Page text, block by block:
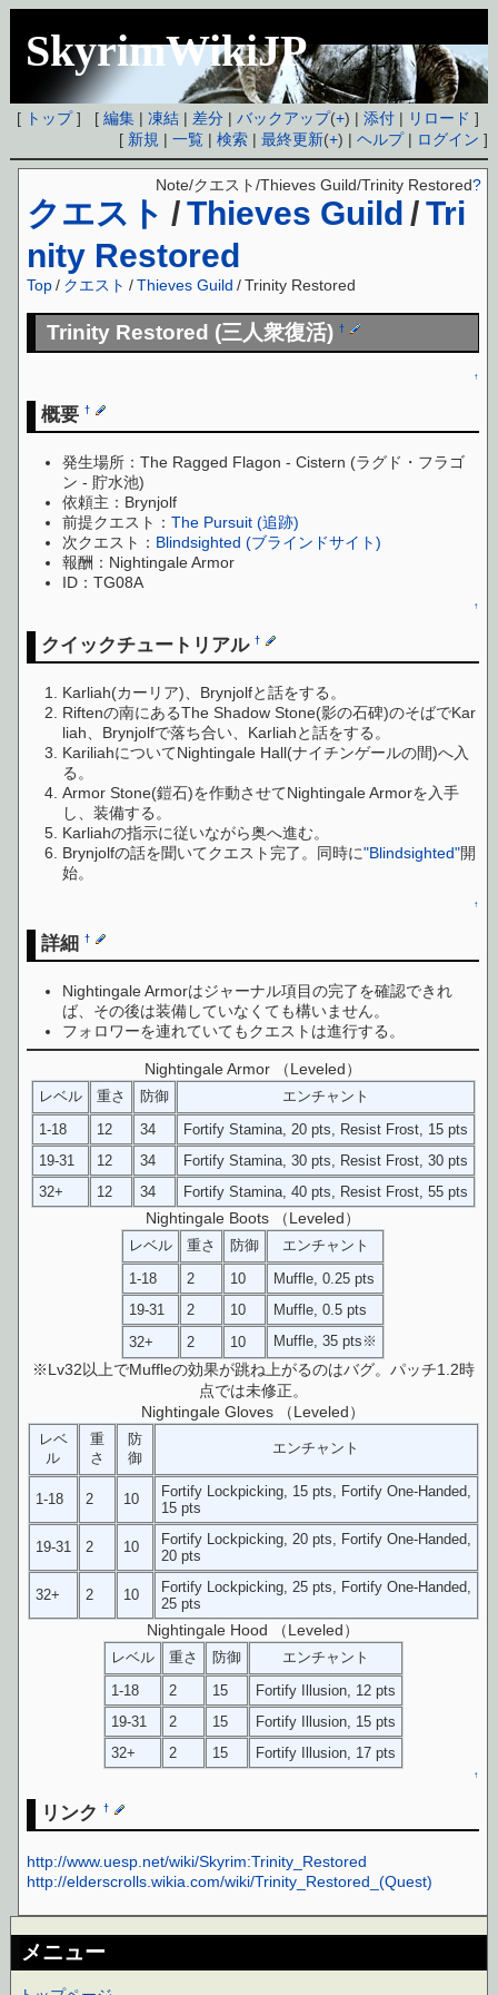
SkyrimWikiJP
[ トップ] [編集 |凍結 | 差分 |バックアップ(+) |添付 | リロード ]
[ 新規 |一覧 |検索 |最終更新(+) |ヘルプ| ログイン ]
クエスト /Thieves Guild /Tri
nity Restored
Note/クエスト/Thieves Guild/Trinity Restored?
Top / クエスト /Thieves Guild / Trinity Restored
Trinity Restored (三人衆復活)†
↑
概要†
発生場所：The Ragged Flagon - Cistern (ラグド・フラゴ
ン - 貯水池)
依頼主：Brynjolf
前提クエスト：The Pursuit (追跡)
次クエスト： Blindsighted (ブラインドサイト)
報酬：Nightingale Armor
ID：TG08A
↑
クイックチュートリアル†
Karliah(カーリア)、Brynjolfと話をする。
Riftenの南にあるThe Shadow Stone(影の石碑)のそばでKar
liah、Brynjolfで落ち合い、Karliahと話をする。
KariliahについてNightingale Hall(ナイチンゲールの間)へ入
る。
Armor Stone(鎧石)を作動させてNightingale Armorを入手
し、装備する。
Karliahの指示に従いながら奥へ進む。
Brynjolfの話を聞いてクエスト完了。同時に"Blindsighted"開
始。
↑
詳細†
Nightingale Armorはジャーナル項目の完了を確認できれ
ば、その後は装備していなくても構いません。
フォロワーを連れていてもクエストは進行する。
Nightingale Armor （Leveled）
レベル 重さ 防御
エンチャント
1-18
12 34
Fortify Stamina, 20 pts, Resist Frost, 15 pts
19-31
12 34
Fortify Stamina, 30 pts, Resist Frost, 30 pts
32+
12 34 Fortify Stamina, 40 pts, Resist Frost, 55 pts
Nightingale Boots （Leveled）
レベル 重さ 防御
エンチャント
1-18
2 10
Muffle, 0.25 pts
19-31
2 10
Muffle, 0.5 pts
32+
2 10 Muffle, 35 pts※
※Lv32以上でMuffleの効果が跳ね上がるのはバグ。パッチ1.2時
点では未修正。
Nightingale Gloves （Leveled）
レベ
ル
重
さ
防
御
エンチャント
1-18 2 10
Fortify Lockpicking, 15 pts, Fortify One-Handed,
15 pts
19-31 2 10
Fortify Lockpicking, 20 pts, Fortify One-Handed,
20 pts
32+ 2 10
Fortify Lockpicking, 25 pts, Fortify One-Handed,
25 pts
Nightingale Hood （Leveled）
レベル 重さ 防御
エンチャント
1-18
2 15
Fortify Illusion, 12 pts
19-31
2 15
Fortify Illusion, 15 pts
32+
2 15 Fortify Illusion, 17 pts
↑
リンク†
http://www.uesp.net/wiki/Skyrim:Trinity_Restored
http://elderscrolls.wikia.com/wiki/Trinity_Restored_(Quest)
メニュー